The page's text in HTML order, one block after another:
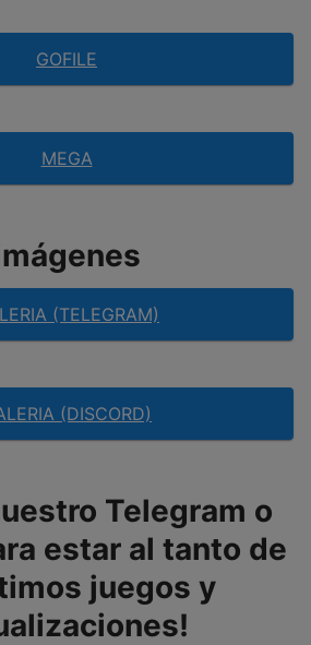
GOFILE
MEGA
(TELEGRAM)
(DISCORD)
Telegram o
estar al tanto de
juegos y